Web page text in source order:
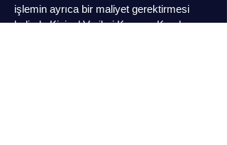
işlemin ayrıca bir maliyet gerektirmesi
halinde Kişisel Verileri Koruma Kurulu